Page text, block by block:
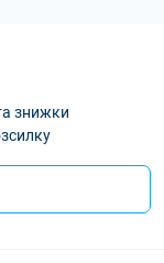
знижки